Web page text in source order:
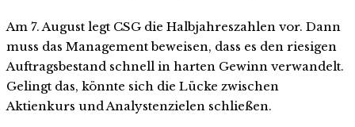
Am 7. August legt CSG die Halbjahreszahlen vor. Dann
muss das Management beweisen, dass es den riesigen
Auftragsbestand schnell in harten Gewinn verwandelt.
Gelingt das, könnte sich die Lücke zwischen
Aktienkurs und Analystenzielen schließen.